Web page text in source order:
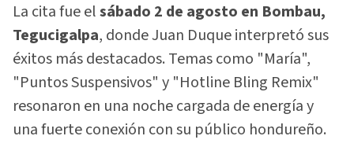
La cita fue elsábado 2 de agosto en Bombau,
Tegucigalpa, donde Juan Duque interpretó sus
éxitos más destacados. Temas como "María",
"Puntos Suspensivos" y "Hotline Bling Remix"
resonaron en una noche cargada de energía y
una fuerte conexión con su público hondureño.